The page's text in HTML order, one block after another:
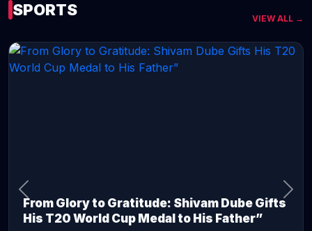
SPORTS VIEW ALL →
From Glory to Gratitude: Shivam Dube Gifts
His T20 World Cup Medal to His Father”